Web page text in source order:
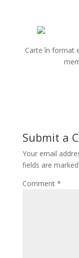
Carte în format
Submit a
Your email
fields are marked
Comment *